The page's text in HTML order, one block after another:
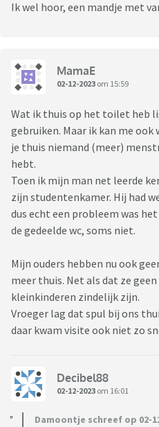
Ik wel hoor, een mandje met
MamaE
02-12-2023 om 15:59
Wat ik thuis op het toilet heb
gebruiken. Maar ik kan me
je thuis niemand (meer)
hebt.
Toen ik mijn man net leerde
zijn studentenkamer. Hij had
dus echt een probleem was
de gedeelde wc, soms niet.
Mijn ouders hebben nu ook
meer thuis. Net als dat ze
kleinkinderen zindelijk zijn.
Vroeger lag dat spul bij ons
daar kwam visite ook niet zo
Decibel88
02-12-2023 om 16:01
Damoontje schreef op 02-